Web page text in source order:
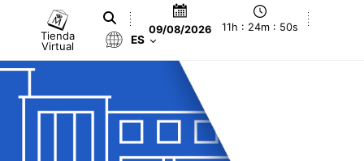
Tienda
Virtual
09/08/2026 11h : 24m : 51s
ES